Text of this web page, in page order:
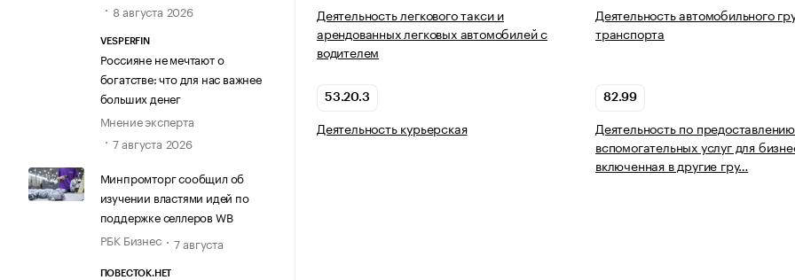
8 августа 2026
VESPERFIN
Россияне не мечтают о
богатстве: что для нас важнее
больших денег
Мнение эксперта
7 августа 2026
Минпромторг сообщил об
изучении властями идей по
поддержке селлеров WB
РБК Бизнес
7 августа
ПОВЕСТОК.НЕТ
Деятельность легкового такси и
арендованных легковых автомобилей с
водителем
Деятельность автомобильного
транспорта
53.20.3
Деятельность курьерская
82.99
Деятельность по
вспомогательных услуг для
включенная в другие гру…